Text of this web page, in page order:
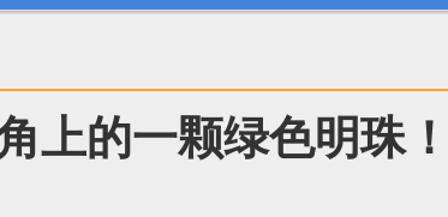
上的一颗绿色明珠！